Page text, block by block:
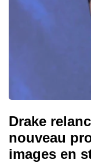
Drake
nouveau
images en